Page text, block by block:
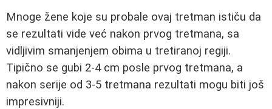
Mnoge žene koje su probale ovaj tretman ističu da
se rezultati vide već nakon prvog tretmana, sa
vidljivim smanjenjem obima u tretiranoj regiji.
Tipično se gubi 2-4 cm posle prvog tretmana, a
nakon serije od 3-5 tretmana rezultati mogu biti još
impresivniji.